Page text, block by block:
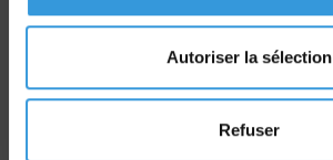
Autoriser la sélection
Refuser
Tél : 02 32 53 64 34
www.cnpp.com
www.faceaurisque.com